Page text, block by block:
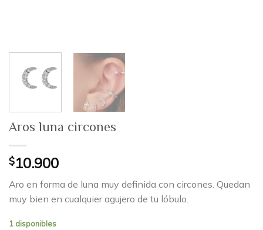
Aros luna circones
$10.900
Aro en forma de luna muy definida con circones. Quedan
muy bien en cualquier agujero de tu lóbulo.
1 disponibles